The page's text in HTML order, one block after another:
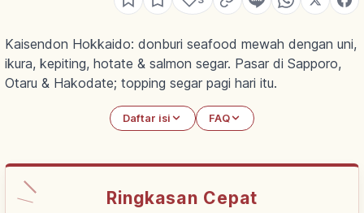
Kaisendon Hokkaido: donburi seafood mewah dengan uni,
ikura, kepiting, hotate & salmon segar. Pasar di Sapporo,
Otaru & Hakodate; topping segar pagi hari itu.
Daftar isi FAQ
Ringkasan Cepat